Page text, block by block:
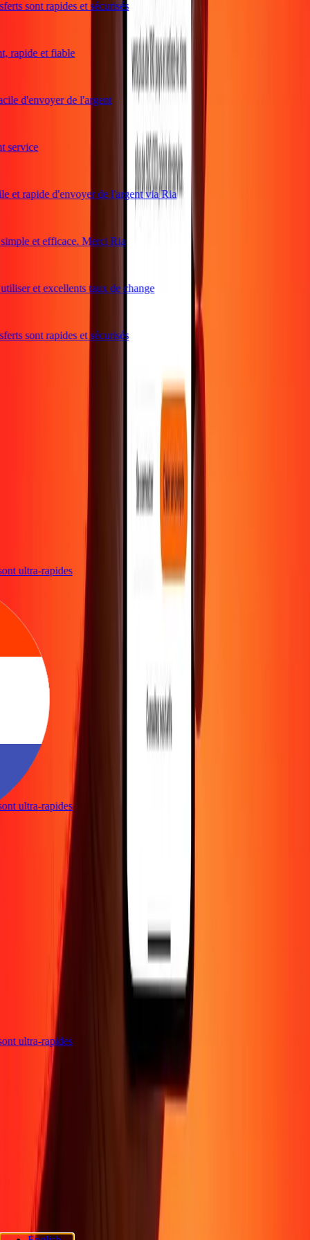
sont rapides et sécurisés
et fiable
d'envoyer de l'argent
et rapide d'envoyer de l'argent via Ria
et efficace. Merci Ria
et excellents taux de change
sont rapides et sécurisés
ultra-rapides
ultra-rapides
ultra-rapides
Entreprise
À proposBlog Devenir agent
Transfert d'argent international
Politique de confidentialité
Avis sur les cookies
générales
Centre d'aide
d'accessibilité
Services Rapide Chèque
Rapide ChèquePolitique de confidentialité Rapide Chèque